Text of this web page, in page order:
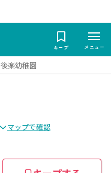
キープ メニュー
後楽幼稚園
マップで確認